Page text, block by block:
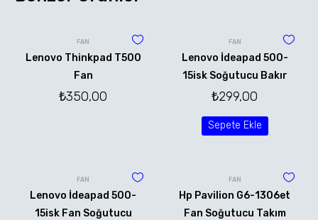
FAN
Lenovo Thinkpad T500
Fan
₺350,00
FAN
Lenovo İdeapad 500-
15isk Soğutucu Bakır
₺299,00
Sepete Ekle
FAN
Lenovo İdeapad 500-
15isk Fan Soğutucu
FAN
Hp Pavilion G6-1306et
Fan Soğutucu Takım